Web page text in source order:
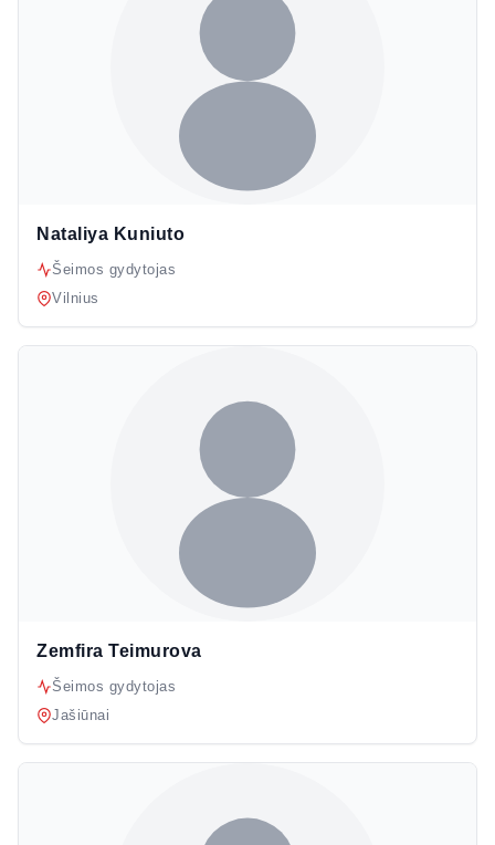
Nataliya Kuniuto
Šeimos gydytojas
Vilnius
Zemfira Teimurova
Šeimos gydytojas
Jašiūnai